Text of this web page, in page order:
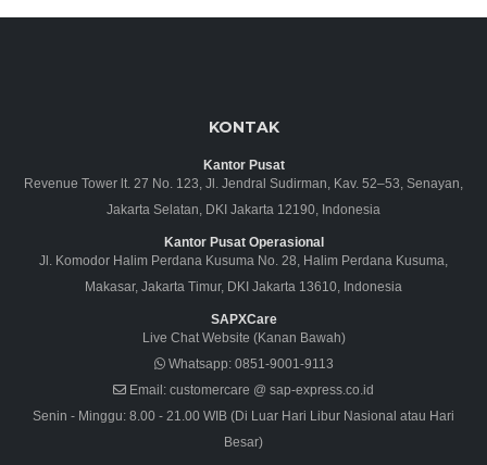
KONTAK
Kantor Pusat
Revenue Tower lt. 27 No. 123, Jl. Jendral Sudirman, Kav. 52–53, Senayan,
Jakarta Selatan, DKI Jakarta 12190, Indonesia
Kantor Pusat Operasional
Jl. Komodor Halim Perdana Kusuma No. 28, Halim Perdana Kusuma,
Makasar, Jakarta Timur, DKI Jakarta 13610, Indonesia
SAPXCare
Live Chat Website (Kanan Bawah)
Whatsapp:0851-9001-9113
Email: customercare @ sap-express.co.id
Senin - Minggu: 8.00 - 21.00 WIB (Di Luar Hari Libur Nasional atau Hari
Besar)